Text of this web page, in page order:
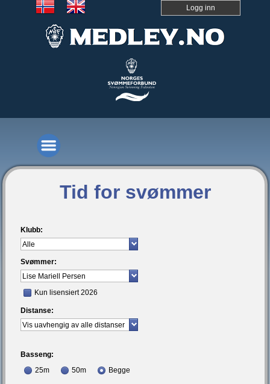
Logg inn
Tid for svømmer
Klubb:
Svømmer:
Kun lisensiert 2026
Distanse:
Basseng:
25m
50m Begge